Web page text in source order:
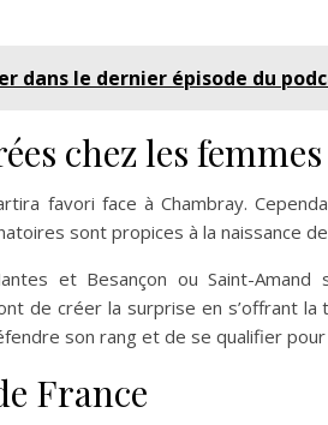
dans le dernier épisode du
chez les femmes
favori face à Chambray.
sont propices à la naissance
et Besançon ou Saint-Amand
de créer la surprise en s’offrant la
son rang et de se qualifier
France